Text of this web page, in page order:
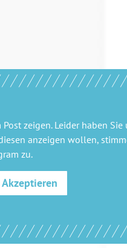
Postzeigen. Leider haben Sie
anzeigen wollen,
zu.
Akzeptieren